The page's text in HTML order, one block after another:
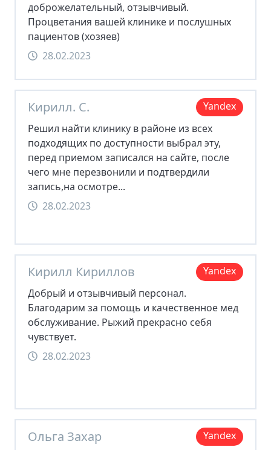
доброжелательный, отзывчивый.
Процветания вашей клинике и послушных
пациентов (хозяев)
28.02.2023
Кирилл. С.
Yandex
Решил найти клинику в районе из всех
подходящих по доступности выбрал эту,
перед приемом записался на сайте, после
чего мне перезвонили и подтвердили
запись,на осмотре...
28.02.2023
Кирилл Кириллов
Yandex
Добрый и отзывчивый персонал.
Благодарим за помощь и качественное мед
обслуживание. Рыжий прекрасно себя
чувствует.
28.02.2023
Ольга Захар
Yandex